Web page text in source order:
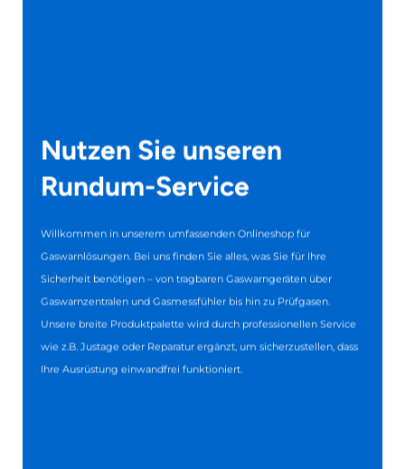
Nutzen Sie unseren
Rundum-Service
Willkommen in unserem umfassenden Onlineshop für
Gaswarnlösungen. Bei uns finden Sie alles, was Sie für Ihre
Sicherheit benötigen – von tragbaren Gaswarngeräten über
Gaswarnzentralen und Gasmessfühler bis hin zu Prüfgasen.
Unsere breite Produktpalette wird durch professionellen Service
wie z.B. Justage oder Reparatur ergänzt, um sicherzustellen, dass
Ihre Ausrüstung einwandfrei funktioniert.